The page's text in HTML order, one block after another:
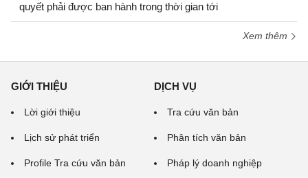
quyết phải được ban hành trong thời gian tới
Xem thêm
GIỚI THIỆU
Lời giới thiệu
Lịch sử phát triển
Profile Tra cứu văn bản
DỊCH VỤ
Tra cứu văn bản
Phân tích văn bản
Pháp lý doanh nghiệp